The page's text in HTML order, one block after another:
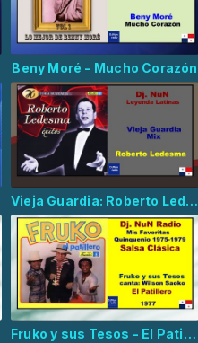
Beny Moré - Mucho Corazón
Vieja Guardia: Roberto Ledesma
Fruko y sus Tesos - El Patillero